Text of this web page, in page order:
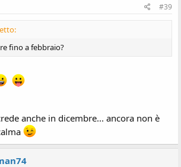
#39
fino a febbraio?
anche in dicembre... ancora non è